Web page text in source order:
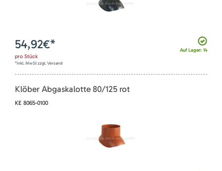
Auf Lager: 14
54,92€*
pro Stück
*inkl. MwSt zzgl. Versand
Klöber Abgaskalotte 80/125 rot
KE 8065-0100